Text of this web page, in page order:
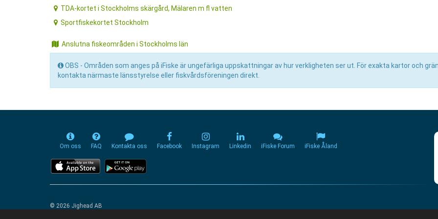
TDA-kortet i Stockholms skärgård, Mälaren m fl vatten
Sportfiskekortet Stockholm
Anslutna fiskeområden i Stockholms län
OBS - Områden som anges på iFiske är ungefärliga uppskattningar av hur verkligheten ser ut. För exakta kartor och
kontakta närmaste länsstyrelse eller fiskvårdsföreningen direkt.
Om oss FAQ Kontakta oss Facebook Instagram Linkedin iFiske Forum iFiske Åland
© 2026 Jighead AB